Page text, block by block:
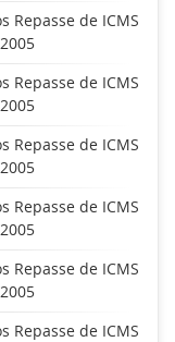
Repasse de ICMS
Repasse de ICMS
Repasse de ICMS
Repasse de ICMS
Repasse de ICMS
Repasse de ICMS